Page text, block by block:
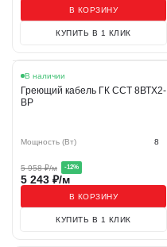
В КОРЗИНУ
КУПИТЬ В 1 КЛИК
Акция
В наличии
Греющий кабель ГК ССТ 8ВТХ2-
ВР
Мощность (Вт) 8
5 958₽/м -12%
5 243 ₽/м
В КОРЗИНУ
КУПИТЬ В 1 КЛИК